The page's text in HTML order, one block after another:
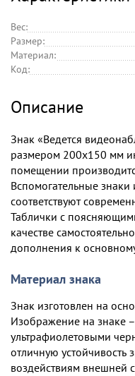
Вес:
Размер:
Материал:
Код:
Описание
Знак «Ведется
размером 200х150 мм
помещении
Вспомогательные
соответствуют
Таблички с
качестве
дополнения к
Материал знака
Знак изготовлен на
Изображение на знаке
ультрафиолетовыми
отличную устойчивость
воздействиям внешней